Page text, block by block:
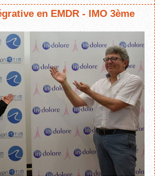
en EMDR - IMO 3ème